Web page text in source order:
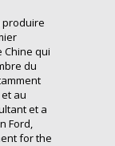
produire
Chine qui
du
au
et a
Ford,
for the